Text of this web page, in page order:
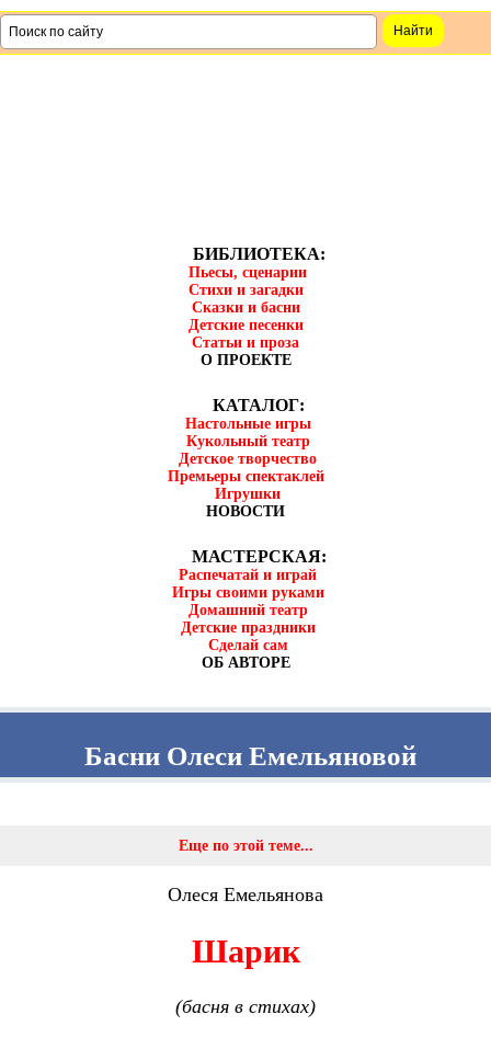
БИБЛИОТЕКА:
Пьесы, сценарии
Стихи и загадки
Сказки и басни
Детские песенки
Статьи и проза
О ПРОЕКТЕ
КАТАЛОГ:
Настольные игры
Кукольный театр
Детское творчество
Премьеры спектаклей
Игрушки
НОВОСТИ
МАСТЕРСКАЯ:
Распечатай и играй
Игры своими руками
Домашний театр
Детские праздники
Сделай сам
ОБ АВТОРЕ
Басни Олеси Емельяновой
Еще по этой теме...
Олеся Емельянова
Шарик
(басня в стихах)